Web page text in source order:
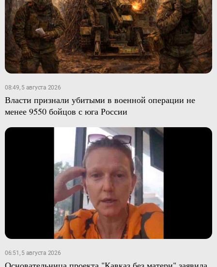
08:49, 5 августа 2026
Власти признали убитыми в военной операции не
менее 9550 бойцов с юга России
06:51, 5 августа 2026